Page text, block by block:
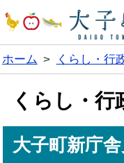
ホーム > くらし・行
くらし・行
大子町新庁